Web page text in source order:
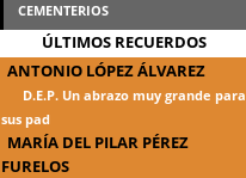
CEMENTERIOS
ÚLTIMOS RECUERDOS
ANTONIO LÓPEZ ÁLVAREZ
D.E.P. Un abrazo muy grande para
sus pad
MARÍA DEL PILAR PÉREZ
FURELOS